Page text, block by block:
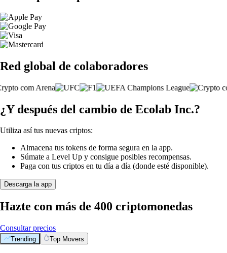
Red global de colaboradores
¿Y después del cambio de Ecolab Inc.?
Utiliza así tus nuevas criptos:
Almacena tus tokens de forma segura en la app.
Súmate a Level Up y consigue posibles recompensas.
Paga con tus criptos en tu día a día (donde esté disponible).
Descarga la app
Hazte con más de 400 criptomonedas
Consultar precios
Trending Top Movers